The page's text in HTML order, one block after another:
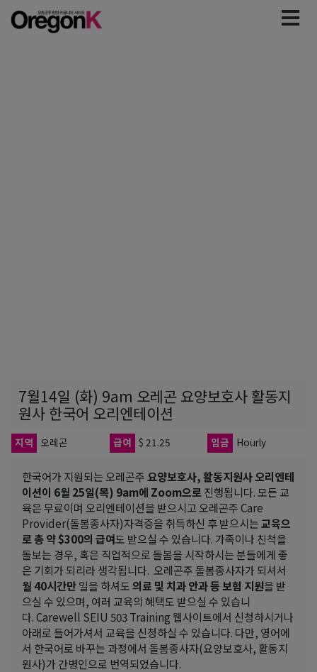
7월14일 (화) 9am 오레곤 요양보호사 활동지
원사 한국어 오리엔테이션
지역 오레곤 급여 $ 21.25 임금 Hourly
한국어가 지원되는 오레곤주요양보호사, 활동지원사 오리엔테
이션이 6월 25일(목) 9am에 Zoom으로진행됩니다. 모든 교
육은 무료이며 오리엔테이션을 받으시고 오레곤주 Care
Provider(돌봄종사자)자격증을 취득하신 후 받으시는교육으
로 총 약 $300의 급여도 받으실 수 있습니다. 가족이나 친척을
돌보는 경우, 혹은 직업적으로 돌봄을 시작하시는 분들에게 좋
은 기회가 되리라 생각됩니다. 오레곤주 돌봄종사자가 되셔서
월 40시간만일을 하셔도의료 및 치과 안과 등 보험 지원을 받
으실 수 있으며, 여러 교육의 혜택도 받으실 수 있습니
다. Carewell SEIU 503 Training 웹사이트에서 신청하시거나
아래로 들어가셔서 교육을 신청하실 수 있습니다. 다만, 영어에
서 한국어로 바꾸는 과정에서 돌봄종사자(요양보호사, 활동지
원사)가 간병인으로 번역되었습니다.